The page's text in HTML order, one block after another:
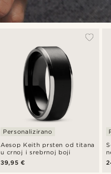
Aesop Keith prsten od titana
u crnoj i srebrnoj boji
Personalizirano
39,95 €